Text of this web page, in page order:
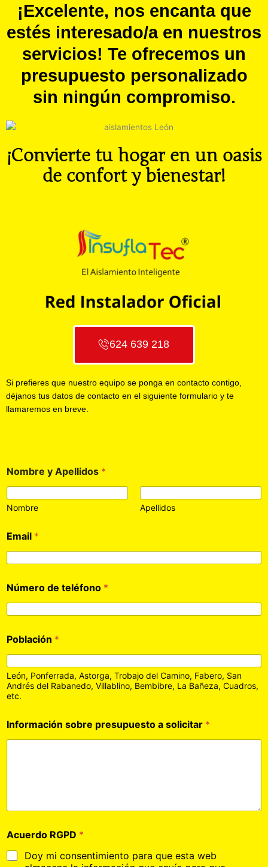
¡Excelente, nos encanta que
estés interesado/a en nuestros
servicios! Te ofrecemos un
presupuesto personalizado
sin ningún compromiso.
¡Convierte tu hogar en un oasis
de confort y bienestar!
624 639 218
Si prefieres que nuestro equipo se ponga en contacto contigo,
déjanos tus datos de contacto en el siguiente formulario y te
llamaremos en breve.
Nombre y Apellidos *
Nombre Apellidos
Email *
Número de teléfono *
Población *
León, Ponferrada, Astorga, Trobajo del Camino, Fabero, San
Andrés del Rabanedo, Villablino, Bembibre, La Bañeza, Cuadros,
etc.
Información sobre presupuesto a solicitar *
Acuerdo RGPD *
Doy mi consentimiento para que esta web